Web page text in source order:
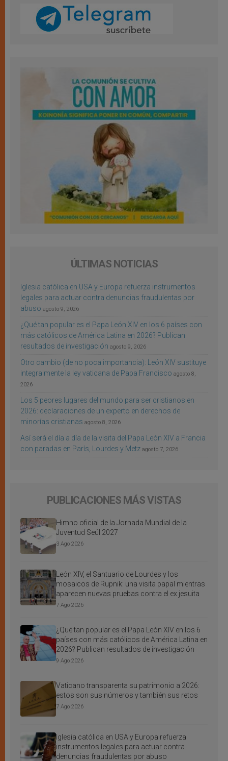
ÚLTIMAS NOTICIAS
Iglesia católica en USA y Europa refuerza instrumentos
legales para actuar contra denuncias fraudulentas por
abuso agosto 9, 2026
¿Qué tan popular es el Papa León XIV en los 6 países con
más católicos de América Latina en 2026? Publican
resultados de investigación agosto 9, 2026
Otro cambio (de no poca importancia): León XIV sustituye
integralmente la ley vaticana de Papa Francisco agosto 8,
2026
Los 5 peores lugares del mundo para ser cristianos en
2026: declaraciones de un experto en derechos de
minorías cristianas agosto 8, 2026
Así será el día a día de la visita del Papa León XIV a Francia
con paradas en París, Lourdes y Metz agosto 7, 2026
PUBLICACIONES MÁS VISTAS
Himno oficial de la Jornada Mundial de la
Juventud Seúl 2027
3 Ago 2026
León XIV, el Santuario de Lourdes y los
mosaicos de Rupnik: una visita papal mientras
aparecen nuevas pruebas contra el ex jesuita
7 Ago 2026
¿Qué tan popular es el Papa León XIV en los 6
países con más católicos de América Latina en
2026? Publican resultados de investigación
9 Ago 2026
Vaticano transparenta su patrimonio a 2026:
estos son sus números y también sus retos
7 Ago 2026
Iglesia católica en USA y Europa refuerza
instrumentos legales para actuar contra
denuncias fraudulentas por abuso